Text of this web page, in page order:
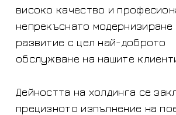
високо качество и
непрекъснато модернизиране
развитие с цел най-доброто
обслужване на нашите
Дейността на холдинга се
прецизното изпълнение на